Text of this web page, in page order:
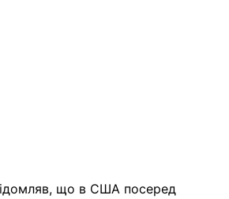
що в США посеред